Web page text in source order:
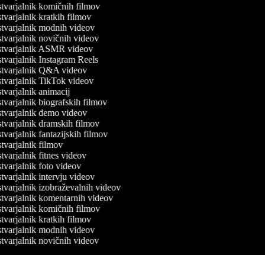
komičnih filmov
kratkih filmov
modnih videov
novičnih videov
ASMR videov
Instagram Reels
Q&A videov
TikTok videov
animacij
biografskih filmov
demo videov
dramskih filmov
fantazijskih filmov
filmov
fitnes videov
foto videov
intervju videov
izobraževalnih videov
komentarnih videov
komičnih filmov
kratkih filmov
modnih videov
novičnih videov